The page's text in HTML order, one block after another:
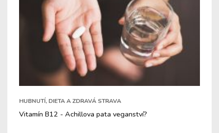
HUBNUTÍ, DIETA A ZDRAVÁ STRAVA
Vitamín B12 - Achillova pata veganství?